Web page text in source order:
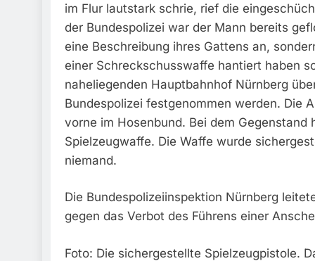
im Flur lautstark schrie, rief die
der Bundespolizei war der Mann bereits
eine Beschreibung ihres Gattens an,
einer Schreckschusswaffe hantiert haben
naheliegenden Hauptbahnhof Nürnberg
Bundespolizei festgenommen werden. Die
vorne im Hosenbund. Bei dem
Spielzeugwaffe. Die Waffe wurde
niemand.
Die Bundespolizeiinspektion Nürnberg
gegen das Verbot des Führens einer
Foto: Die sichergestellte Spielzeugpistole.